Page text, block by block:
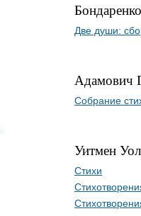
Две души:
Адамович
Собрание
Уитмен
Стихи